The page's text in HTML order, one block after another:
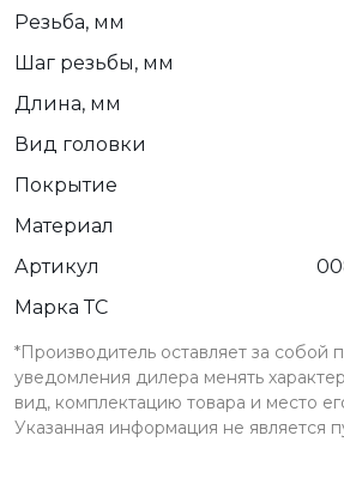
Резьба, мм
Шаг резьбы, мм
Длина, мм
Вид головки
Покрытие
Материал
Артикул
Марка ТС
*Производитель оставляет за собой
уведомления дилера менять
вид, комплектацию товара и место
Указанная информация не является